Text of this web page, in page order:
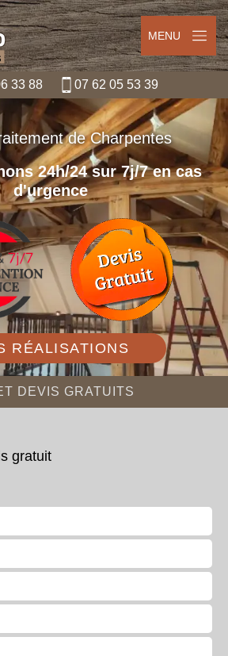
MENU
33 88 07 62 05 53 39
de Charpentes
24h/24 sur 7j/7 en cas
d'urgence
RÉALISATIONS
DEVIS GRATUITS
gratuit